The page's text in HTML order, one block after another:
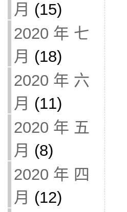
月 (15)
2020 年 七
月 (18)
2020 年 六
月 (11)
2020 年 五
月 (8)
2020 年 四
月 (12)